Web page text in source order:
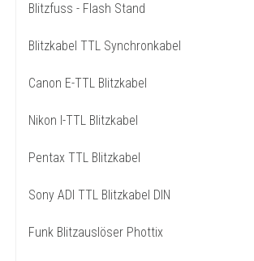
Blitzfuss - Flash Stand
Blitzkabel TTL Synchronkabel
Canon E-TTL Blitzkabel
Nikon I-TTL Blitzkabel
Pentax TTL Blitzkabel
Sony ADI TTL Blitzkabel DIN
Funk Blitzauslöser Phottix